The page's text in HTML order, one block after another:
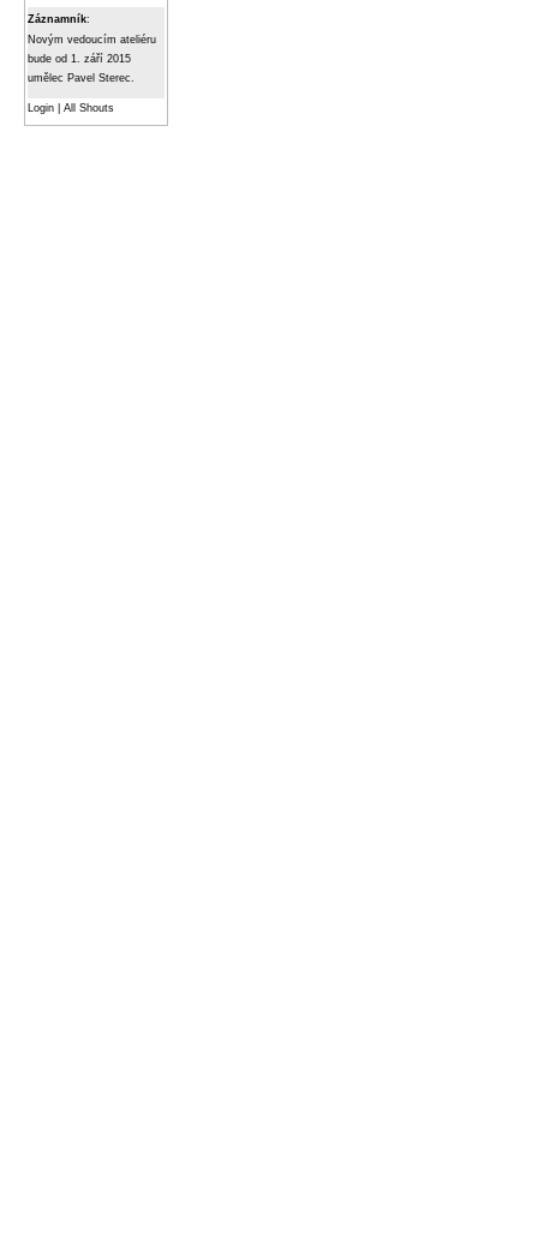
Záznamník:
Novým vedoucím ateliéru
bude od 1. září 2015
umělec Pavel Sterec.
Login All Shouts